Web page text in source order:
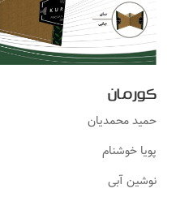
کورمان
حمید محمدیان
پویا خوشنام
نوشین آبی